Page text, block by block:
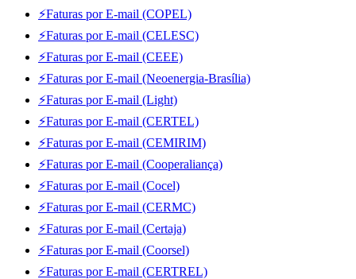
⚡Faturas por E-mail (COPEL)
⚡Faturas por E-mail (CELESC)
⚡Faturas por E-mail (CEEE)
⚡Faturas por E-mail (Neoenergia-Brasília)
⚡Faturas por E-mail (Light)
⚡Faturas por E-mail (CERTEL)
⚡Faturas por E-mail (CEMIRIM)
⚡Faturas por E-mail (Cooperaliança)
⚡Faturas por E-mail (Cocel)
⚡Faturas por E-mail (CERMC)
⚡Faturas por E-mail (Certaja)
⚡Faturas por E-mail (Coorsel)
⚡Faturas por E-mail (CERTREL)